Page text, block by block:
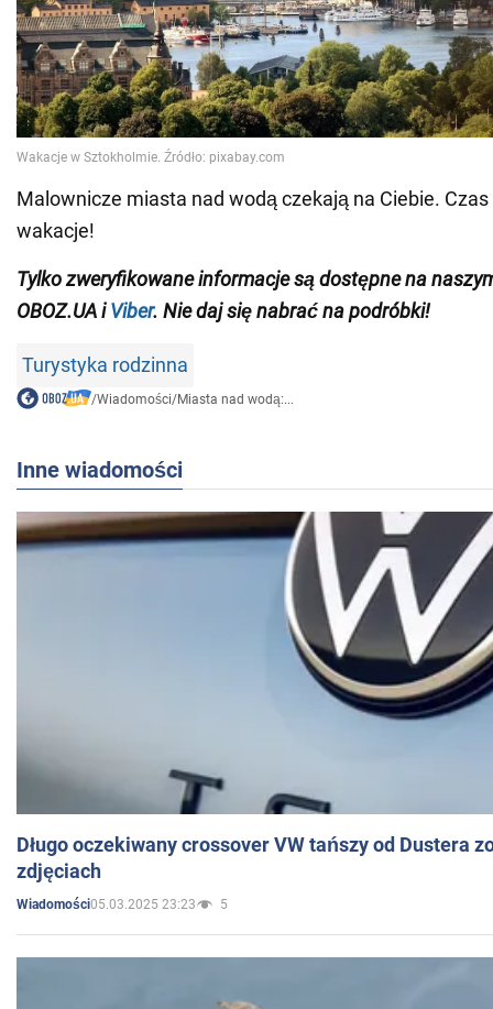
Malownicze miasta nad wodą czekają na Ciebie.
wakacje!
Tylko zweryfikowane informacje są dostępne na
OBOZ.UA iViber. Nie daj się nabrać na podróbki!
Turystyka rodzinna
/Wiadomości/Miasta nad wodą:...
Inne wiadomości
Długo oczekiwany crossover VW tańszy od Dustera
zdjęciach
Wiadomości05.03.2025 23:23 5